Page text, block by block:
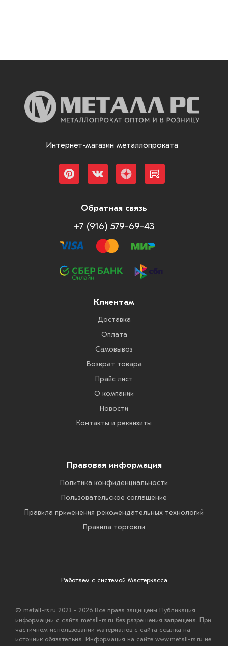
Интернет-магазин металлопроката
Обратная связь
+7 (916) 579-69-43
Клиентам
Доставка
Оплата
Самовывоз
Возврат товара
Прайс лист
О компании
Новости
Контакты и реквизиты
Правовая информация
Политика конфиденциальности
Пользовательское соглашение
Правила применения рекомендательных технологий
Правила торговли
Работаем с системой Мастеркасса
© metall-rs.ru 2023 - 2026 Все права защищены Публикация
информации с сайта metall-rs.ru без разрешения запрещена. При
частичном использовании материалов с сайта ссылка на
источник обязательна. Информация на сайте www.metall-rs.ru не